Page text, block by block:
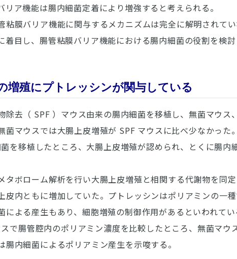
リア機能は腸内細菌定着により増強すると考えられる。
粘膜バリア機能に関与するメカニズムは完全に解明されて
着目し、腸管粘膜バリア機能における腸内細菌の役割を検討
増殖にプトレッシンが関与している
除去（ SPF ）マウス由来の腸内細菌を移植し、無菌マウス
菌マウスでは大腸上皮増殖が SPF マウスに比べ少なかった
を移植したところ、大腸上皮増殖が認められ、とくに腸内
タボローム解析を行い大腸上皮増殖と相関する代謝物を同
皮内ともに増加していた。プトレッシンはポリアミンの一
による産生もあり、細胞増殖の制御作用があるといわれてい
で腸管腔内のポリアミン濃度を比較したところ、無菌マウ
腸内細菌によるポリアミン産生を示唆する。